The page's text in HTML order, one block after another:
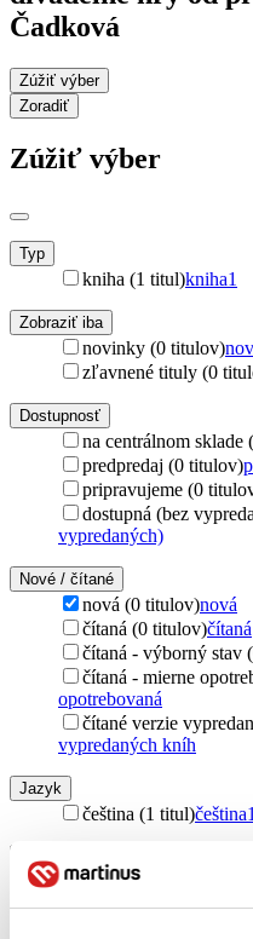
Čadková
Zúžiť výber
Zoradiť
Zúžiť výber
Typ
kniha (1 titul)kniha1
Zobraziť iba
novinky (0 titulov)
zľavnené tituly (0
Dostupnosť
na centrálnom sklade
predpredaj (0 titulov)
pripravujeme (0
dostupná (bez
vypredaných)
Nové / čítané
nová (0 titulov)nová
čítaná (0 titulov)čítaná
čítaná - výborný stav
čítaná - mierne
opotrebovaná
čítané verzie
vypredaných kníh
Jazyk
čeština (1 titul)čeština1
Štýl
historický (1 titul)